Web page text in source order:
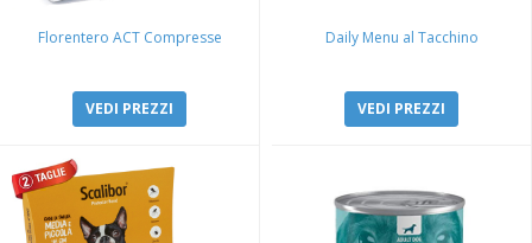
Florentero ACT Compresse
VEDI PREZZI
Daily Menu al Tacchino
VEDI PREZZI